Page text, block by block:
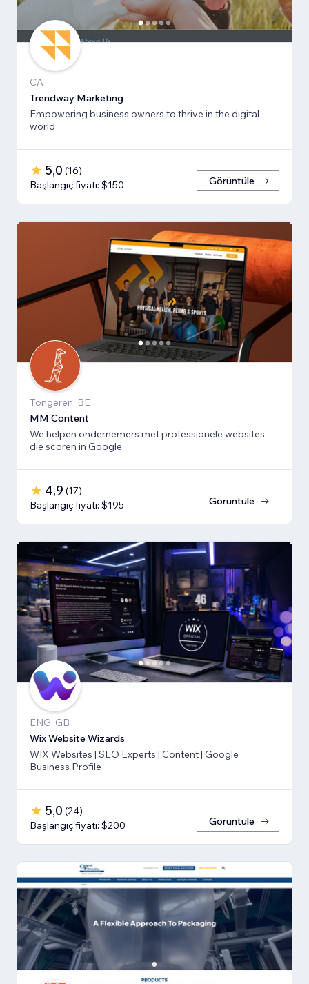
CA
Trendway Marketing
Empowering business owners to thrive in the digital
world
5,0 (16)
Başlangıç fiyatı: $150
Görüntüle
Tongeren, BE
MM Content
We helpen ondernemers met professionele websites
die scoren in Google.
4,9 (17)
Başlangıç fiyatı: $195
Görüntüle
ENG, GB
Wix Website Wizards
WIX Websites | SEO Experts | Content | Google
Business Profile
5,0 (24)
Başlangıç fiyatı: $200
Görüntüle